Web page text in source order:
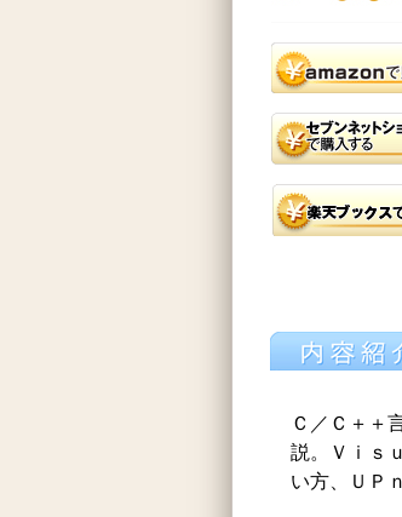
Ｃ／Ｃ＋＋
説。Ｖｉｓ
い方、ＵＰ